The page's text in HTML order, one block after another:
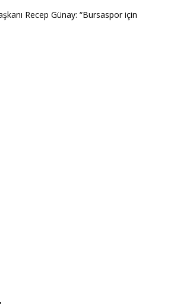
Recep Günay: “Bursaspor için